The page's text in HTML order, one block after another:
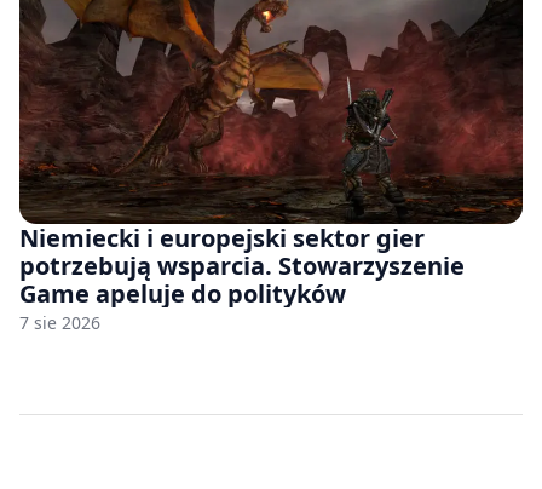
Niemiecki i europejski sektor gier
potrzebują wsparcia. Stowarzyszenie
Game apeluje do polityków
7 sie 2026